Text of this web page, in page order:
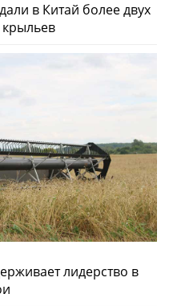
в Китай более двух
лидерство в